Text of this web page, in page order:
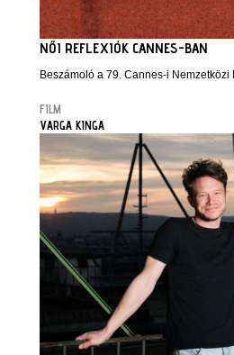
NŐI REFLEXIÓK CANNES-BAN
Beszámoló a 79. Cannes-i Nemzetközi
FILM
VARGA KINGA